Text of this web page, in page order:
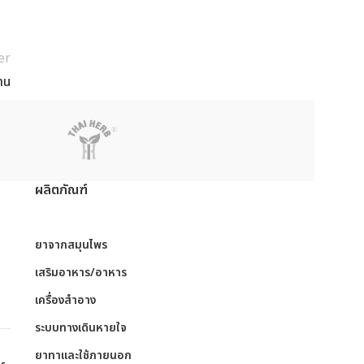
ผลิตภัณฑ์
ยาจากสมุนไพร
เสริมอาหาร/อาหาร
เครื่องสำอาง
ระบบทางเดินหายใจ
ยาทาและใช้ภายนอก